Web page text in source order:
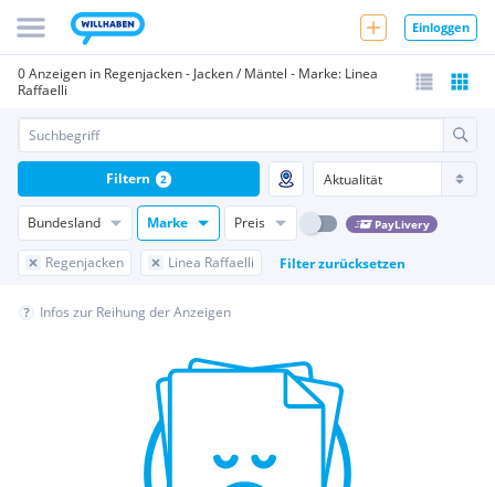
Einloggen
0 Anzeigen in Regenjacken - Jacken / Mäntel - Marke: Linea
Raffaelli
Bundesland Marke Preis PayLivery
Regenjacken Linea Raffaelli Filter zurücksetzen
Filtern 2
Infos zur Reihung der Anzeigen